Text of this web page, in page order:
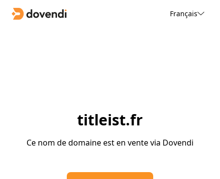
Français
titleist.fr
Ce nom de domaine est en vente via Dovendi